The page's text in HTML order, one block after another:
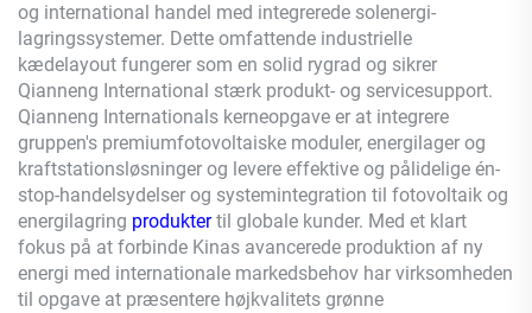
og international handel med integrerede solenergi-
lagringssystemer. Dette omfattende industrielle
kædelayout fungerer som en solid rygrad og sikrer
Qianneng International stærk produkt- og servicesupport.
Qianneng Internationals kerneopgave er at integrere
gruppen's premiumfotovoltaiske moduler, energilager og
kraftstationsløsninger og levere effektive og pålidelige én-
stop-handelsydelser og systemintegration til fotovoltaik og
energilagring produktertil globale kunder. Med et klart
fokus på at forbinde Kinas avancerede produktion af ny
energi med internationale markedsbehov har virksomheden
til opgave at præsentere højkvalitets grønne